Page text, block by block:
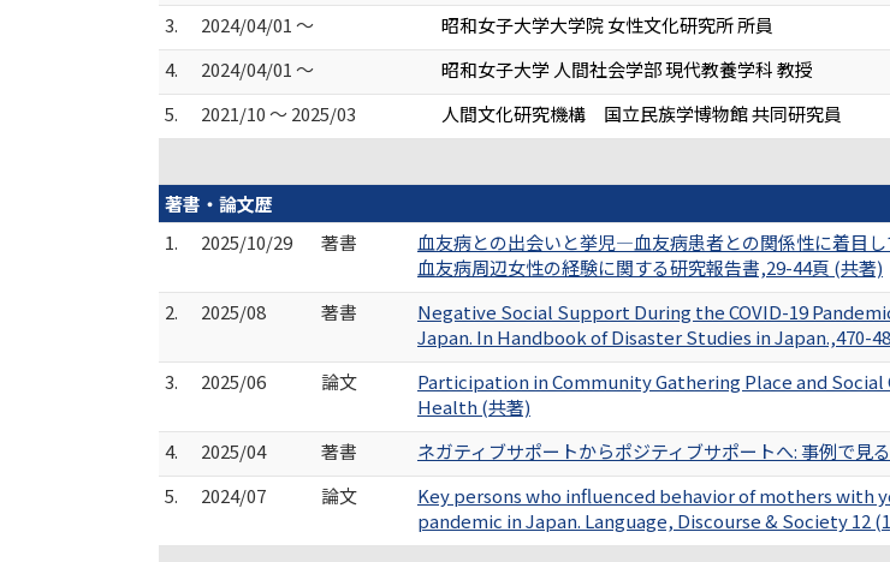
3.
2024/04/01 ～
昭和女子大学大学院 女性文化研究所 所員
4.
2024/04/01 ～
昭和女子大学 人間社会学部 現代教養学科 教授
5.
2021/10 ～ 2025/03
人間文化研究機構 国立民族学博物館 共同研究員
著書・論文歴
1.
2025/10/29 著書
血友病との出会いと挙児―血友病患者との関係性に着目
血友病周辺女性の経験に関する研究報告書,29-44頁 (共著)
2.
2025/08 著書
Negative Social Support During the COVID-19
Japan. In Handbook of Disaster Studies in Japan.,470-
3.
2025/06 論文
Participation in Community Gathering Place and
Health (共著)
4.
2025/04 著書
ネガティブサポートからポジティブサポートへ: 事例で見
5.
2024/07 論文
Key persons who influenced behavior of mothers with
pandemic in Japan. Language, Discourse & Society 12